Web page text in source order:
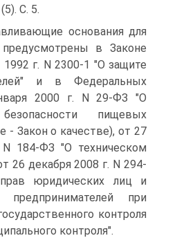
С. 5.
основания для
в Законе
г. N 2300-1 "О защите
и в Федеральных
2000 г. N 29-ФЗ "О
пищевых
- Закон о качестве), от 27
184-ФЗ "О техническом
26 декабря 2008 г. N 294-
юридических лиц и
предпринимателей при
контроля
контроля".